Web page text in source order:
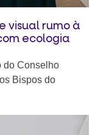
visual rumo à
ecologia
do Conselho
Bispos do